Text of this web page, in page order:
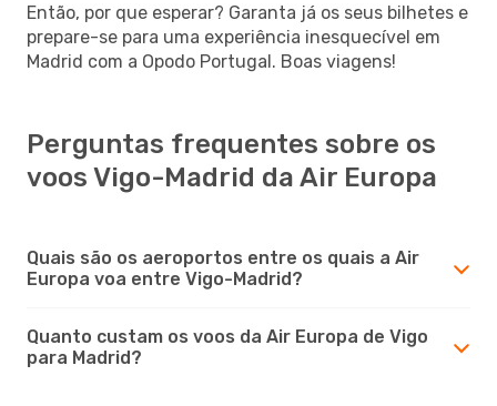
Então, por que esperar? Garanta já os seus bilhetes e
prepare-se para uma experiência inesquecível em
Madrid com a Opodo Portugal. Boas viagens!
Perguntas frequentes sobre os
voos Vigo-Madrid da Air Europa
Quais são os aeroportos entre os quais a Air
Europa voa entre Vigo-Madrid?
Quanto custam os voos da Air Europa de Vigo
para Madrid?